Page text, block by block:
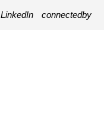
LinkedIn connectedby